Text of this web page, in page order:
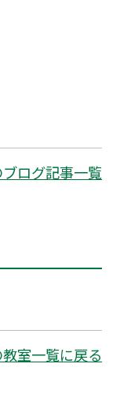
ログ記事一覧
室一覧に戻る